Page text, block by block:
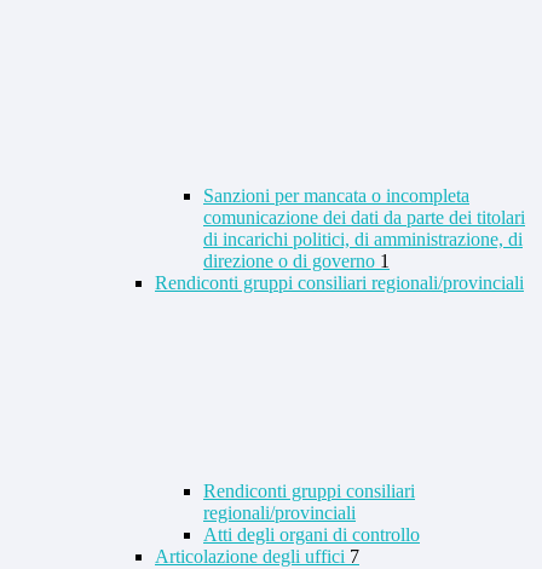
Sanzioni per mancata o incompleta
comunicazione dei dati da parte dei titolari
di incarichi politici, di amministrazione, di
direzione o di governo 1
Rendiconti gruppi consiliari regionali/provinciali
Rendiconti gruppi consiliari
regionali/provinciali
Atti degli organi di controllo
Articolazione degli uffici 7